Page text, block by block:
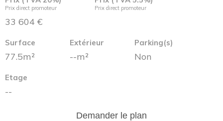
Prix direct promoteur
33 604 €
Prix direct promoteur
Surface
77.5m²
Extérieur
--m²
Parking(s)
Non
Etage
--
Demander le plan